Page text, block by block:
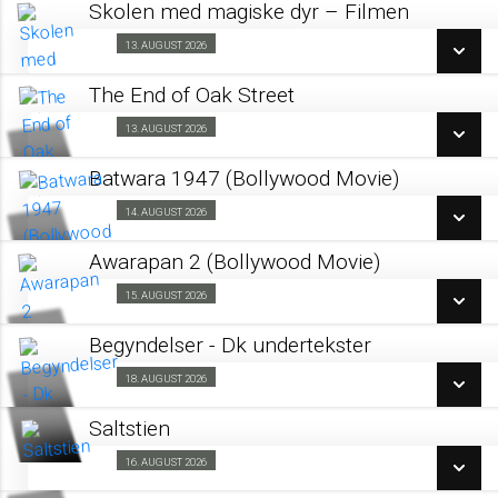
LÆS MERE
SE ALLE DAGE
LÆS MERE
Skolen med magiske dyr – Filmen
13. AUGUST 2026
SE ALLE DAGE
LÆS MERE
The End of Oak Street
13. AUGUST 2026
SE ALLE DAGE
LÆS MERE
Batwara 1947 (Bollywood Movie)
14. AUGUST 2026
SE ALLE DAGE
LÆS MERE
Awarapan 2 (Bollywood Movie)
15. AUGUST 2026
SE ALLE DAGE
Begyndelser - Dk undertekster
18. AUGUST 2026Astapris vinder 18/08
SE ALLE DAGE
Saltstien
16. AUGUST 2026Forpremiere 16/08